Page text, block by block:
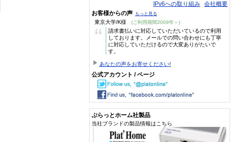
IPv6への取り組み 会社概要
お客様からの声 もっと見る
東京大学/K様 (ご利用期間2009年～)
“
請求書払いに対応していただいているので利用
しております。メールでの問い合わせにも丁寧
に対応していただけるので大変ありがたいで
す。
あなたの声をお寄せください!
公式アカウント / ページ
ぷらっとホーム社製品
当社ブランドの製品情報はこちら